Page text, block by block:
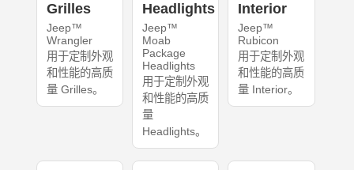
Grilles
Jeep™
Wrangler
用于定制外观
和性能的高质
量 Grilles。
Headlights
Jeep™
Moab
Package
Headlights
用于定制外观
和性能的高质
量
Headlights。
Interior
Jeep™
Rubicon
用于定制外观
和性能的高质
量 Interior。